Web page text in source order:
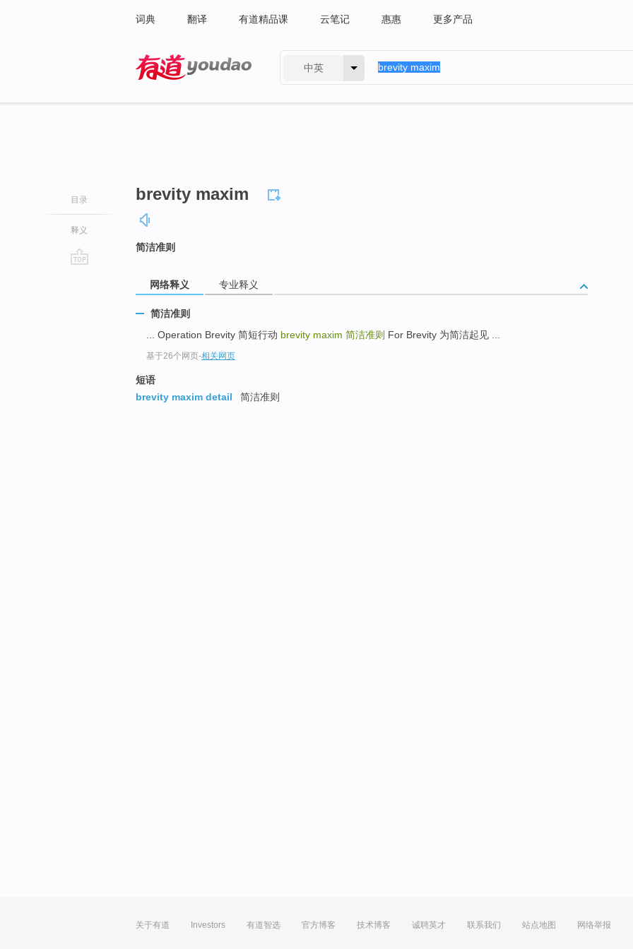
词典 翻译 有道精品课 云笔记 惠惠 更多产品
中英
目录
释义
brevity maxim
简洁准则
网络释义 专业释义
简洁准则
... Operation Brevity 简短行动 brevity maxim 简洁准则 For Brevity 为简洁起见 ...
基于26个网页-相关网页
短语
brevity maxim detail
简洁准则
关于有道 Investors 有道智选 官方博客 技术博客 诚聘英才 联系我们 站点地图 网络举报